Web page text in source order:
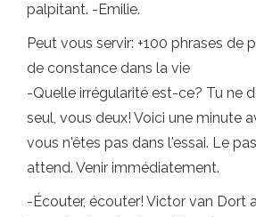
palpitant. -Emilie.
Peut vous servir: +100 phrases de
de constance dans la vie
-Quelle irrégularité est-ce? Tu ne
seul, vous deux! Voici une minute
vous n'êtes pas dans l'essai. Le
attend. Venir immédiatement.
-Écouter, écouter! Victor van Dort